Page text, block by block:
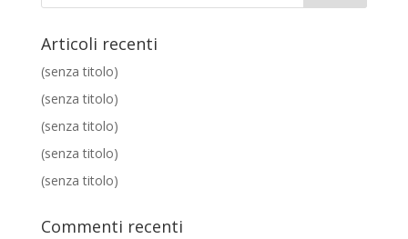
Articoli recenti
(senza titolo)
(senza titolo)
(senza titolo)
(senza titolo)
(senza titolo)
Commenti recenti